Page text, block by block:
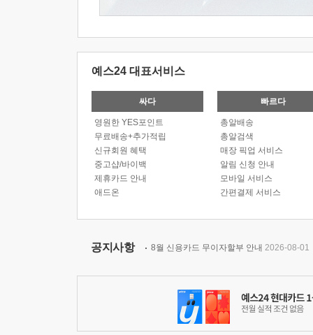
예스24 대표서비스
싸다
영원한 YES포인트
무료배송+추가적립
신규회원 혜택
중고샵/바이백
제휴카드 안내
애드온
빠르다
총알배송
총알검색
매장 픽업 서비스
알림 신청 안내
모바일 서비스
간편결제 서비스
공지사항 8월 신용카드 무이자할부 안내 2026-08-01